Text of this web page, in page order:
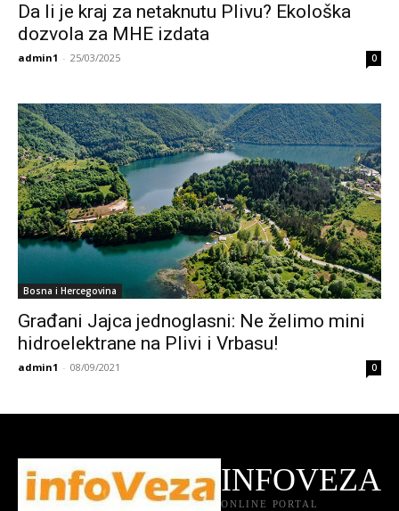
Da li je kraj za netaknutu Plivu? Ekološka
dozvola za MHE izdata
admin1 - 25/03/2025 0
Bosna i Hercegovina
Građani Jajca jednoglasni: Ne želimo mini
hidroelektrane na Plivi i Vrbasu!
admin1 - 08/09/2021 0
INFOVEZA
ONLINE PORTAL